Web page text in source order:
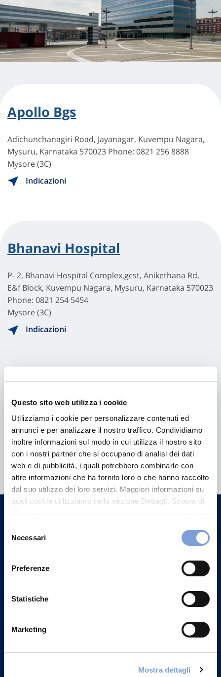
Questo sito web utilizza i cookie
Utilizziamo i cookie per personalizzare contenuti ed
annunci e per analizzare il nostro traffico. Condividiamo
inoltre informazioni sul modo in cui utilizza il nostro sito
con i nostri partner che si occupano di analisi dei dati
web e di pubblicità, i quali potrebbero combinarle con
altre informazioni che ha fornito loro o che hanno raccolto
dal suo utilizzo dei loro servizi. Maggiori informazioni su
quali cookie utilizziamo nella sezione Dettagli. Scopra di
più su chi siamo, come può contattarci e come trattiamo i
può trovare nel footer del sito nella sezione "Informativa
delNecessari
Preferenze
Statistiche
Marketing
Mostra dettagli
Apollo Bgs
Adichunchanagiri Road, Jayanagar, Kuvempu Nagara,
Mysuru, Karnataka 570023 Phone: 0821 256 8888
Mysore (3C)
Indicazioni
Bhanavi Hospital
P- 2, Bhanavi Hospital Complex,gcst, Anikethana Rd,
E&f Block, Kuvempu Nagara, Mysuru, Karnataka 570023
Phone: 0821 254 5454
Mysore (3C)
Indicazioni
Hai bisogno di
informazioni?
Trova l'Agenzia più vicina a te e parla con
un nostro Agente.